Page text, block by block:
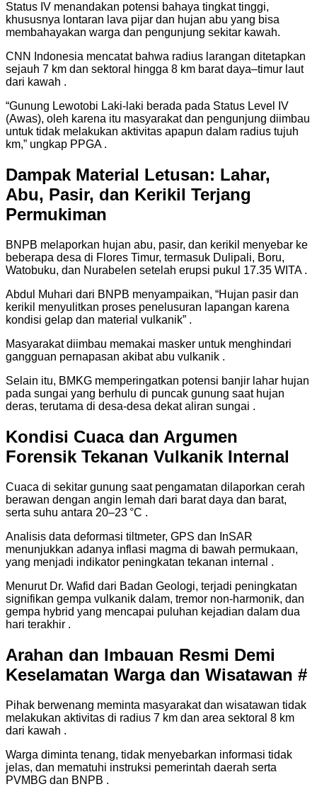
Status IV menandakan potensi bahaya tingkat tinggi,
khususnya lontaran lava pijar dan hujan abu yang bisa
membahayakan warga dan pengunjung sekitar kawah.
CNN Indonesia mencatat bahwa radius larangan ditetapkan
sejauh 7 km dan sektoral hingga 8 km barat daya–timur laut
dari kawah .
“Gunung Lewotobi Laki‑laki berada pada Status Level IV
(Awas), oleh karena itu masyarakat dan pengunjung diimbau
untuk tidak melakukan aktivitas apapun dalam radius tujuh
km,” ungkap PPGA .
Dampak Material Letusan: Lahar,
Abu, Pasir, dan Kerikil Terjang
Permukiman
BNPB melaporkan hujan abu, pasir, dan kerikil menyebar ke
beberapa desa di Flores Timur, termasuk Dulipali, Boru,
Watobuku, dan Nurabelen setelah erupsi pukul 17.35 WITA .
Abdul Muhari dari BNPB menyampaikan, “Hujan pasir dan
kerikil menyulitkan proses penelusuran lapangan karena
kondisi gelap dan material vulkanik” .
Masyarakat diimbau memakai masker untuk menghindari
gangguan pernapasan akibat abu vulkanik .
Selain itu, BMKG memperingatkan potensi banjir lahar hujan
pada sungai yang berhulu di puncak gunung saat hujan
deras, terutama di desa-desa dekat aliran sungai .
Kondisi Cuaca dan Argumen
Forensik Tekanan Vulkanik Internal
Cuaca di sekitar gunung saat pengamatan dilaporkan cerah
berawan dengan angin lemah dari barat daya dan barat,
serta suhu antara 20–23 °C .
Analisis data deformasi tiltmeter, GPS dan InSAR
menunjukkan adanya inflasi magma di bawah permukaan,
yang menjadi indikator peningkatan tekanan internal .
Menurut Dr. Wafid dari Badan Geologi, terjadi peningkatan
signifikan gempa vulkanik dalam, tremor non-harmonik, dan
gempa hybrid yang mencapai puluhan kejadian dalam dua
hari terakhir .
Arahan dan Imbauan Resmi Demi
Keselamatan Warga dan Wisatawan #
Pihak berwenang meminta masyarakat dan wisatawan tidak
melakukan aktivitas di radius 7 km dan area sektoral 8 km
dari kawah .
Warga diminta tenang, tidak menyebarkan informasi tidak
jelas, dan mematuhi instruksi pemerintah daerah serta
PVMBG dan BNPB .